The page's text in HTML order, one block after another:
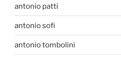
antonio patti
antonio sofi
antonio tombolini